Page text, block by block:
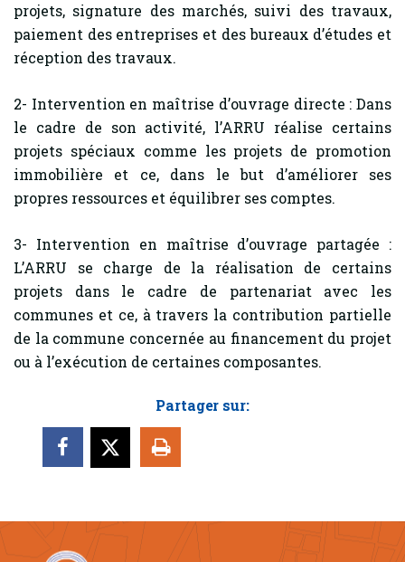
projets, signature des marchés, suivi des travaux,
paiement des entreprises et des bureaux d’études et
réception des travaux.
2- Intervention en maîtrise d’ouvrage directe : Dans
le cadre de son activité, l’ARRU réalise certains
projets spéciaux comme les projets de promotion
immobilière et ce, dans le but d’améliorer ses
propres ressources et équilibrer ses comptes.
3- Intervention en maîtrise d’ouvrage partagée :
L’ARRU se charge de la réalisation de certains
projets dans le cadre de partenariat avec les
communes et ce, à travers la contribution partielle
de la commune concernée au financement du projet
ou à l’exécution de certaines composantes.
Partager sur: